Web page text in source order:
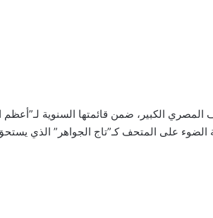
على المتحف كـ”تاج الجواهر” الذي